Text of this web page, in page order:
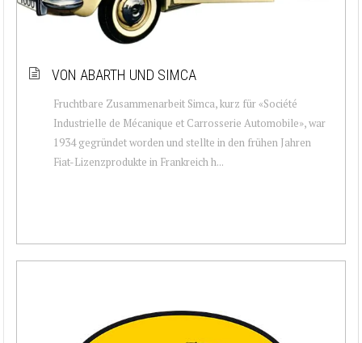
VON ABARTH UND SIMCA
Fruchtbare Zusammenarbeit Simca, kurz für «Société
Industrielle de Mécanique et Carrosserie Automobile», war
1934 gegründet worden und stellte in den frühen Jahren
Fiat-Lizenzprodukte in Frankreich h...